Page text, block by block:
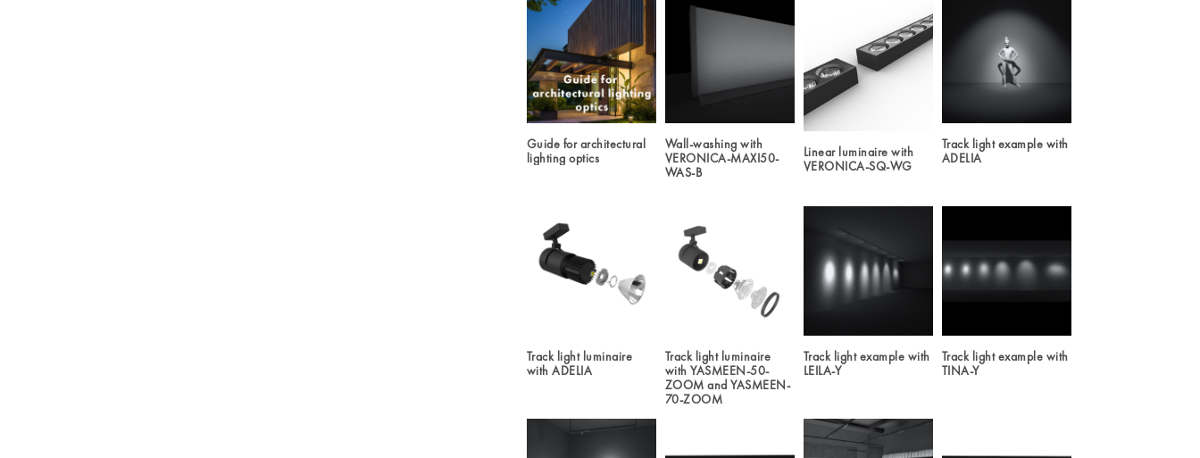
Guide for architectural
lighting optics
Wall-washing with
VERONICA-MAXI50-
WAS-B
Linear luminaire with
VERONICA-SQ-WG
Track light example with
ADELIA
Track light luminaire
with ADELIA
Track light luminaire
with YASMEEN-50-
ZOOM and YASMEEN-
70-ZOOM
Track light example with
LEILA-Y
Track light example with
TINA-Y